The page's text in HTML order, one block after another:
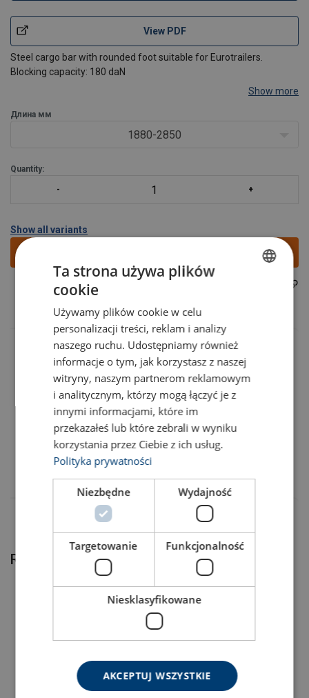
View PDF
Steel cargo bar with rounded foot suitable for Eurotrailers.
Blocking capacity: 180 daN
Show more
Длина мм
1880-2850
Quantity:
Show all variants
Код товара Add to cart More details
23020012F
Related products
ENGLISH TRANSLATION
Ta strona używa plików
cookie
Używamy plików cookie w celu
personalizacji treści, reklam i analizy
naszego ruchu. Udostępniamy również
informacje o tym, jak korzystasz z naszej
witryny, naszym partnerom reklamowym
i analitycznym, którzy mogą łączyć je z
innymi informacjami, które im
przekazałeś lub które zebrali w wyniku
korzystania przez Ciebie z ich usług.
Polityka prywatności
Niezbędne Wydajność
Targetowanie Funkcjonalność
Niesklasyfikowane
AKCEPTUJ WSZYSTKIE